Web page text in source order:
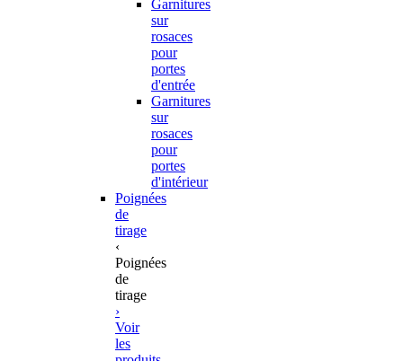
Garnitures
sur
rosaces
pour
portes
d'entrée
Garnitures
sur
rosaces
pour
portes
d'intérieur
Poignées
de
tirage
‹
Poignées
de
tirage
›
Voir
les